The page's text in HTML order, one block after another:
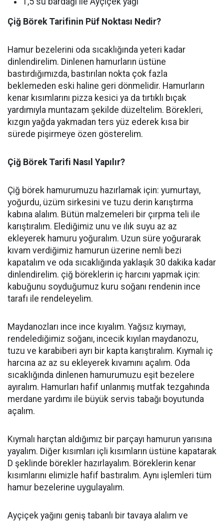
Çiğ Börek Tarifinin Püf Noktası Nedir?
Hamur bezelerini oda sıcaklığında yeteri kadar
dinlendirelim. Dinlenen hamurların üstüne
bastırdığımızda, bastırılan nokta çok fazla
beklemeden eski haline geri dönmelidir. Hamurların
kenar kısımlarını pizza kesici ya da tırtıklı bıçak
yardımıyla muntazam şekilde düzeltelim. Börekleri,
kızgın yağda yakmadan ters yüz ederek kısa bir
sürede pişirmeye özen gösterelim.
Çiğ Börek Tarifi Nasıl Yapılır?
Çiğ börek hamurumuzu hazırlamak için: yumurtayı,
yoğurdu, üzüm sirkesini ve tuzu derin karıştırma
kabına alalım. Bütün malzemeleri bir çırpma teli ile
karıştıralım. Elediğimiz unu ve ılık suyu az az
ekleyerek hamuru yoğuralım. Uzun süre yoğurarak
kıvam verdiğimiz hamurun üzerine nemli bezi
kapatalım ve oda sıcaklığında yaklaşık 30 dakika kadar
dinlendirelim. çiğ böreklerin iç harcını yapmak için:
kabuğunu soyduğumuz kuru soğanı rendenin ince
tarafı ile rendeleyelim.
Maydanozları ince ince kıyalım. Yağsız kıymayı,
rendelediğimiz soğanı, incecik kıyılan maydanozu,
tuzu ve karabiberi ayrı bir kapta karıştıralım. Kıymalı iç
harcına az az su ekleyerek kıvamını açalım. Oda
sıcaklığında dinlenen hamurumuzu eşit bezelere
ayıralım. Hamurları hafif unlanmış mutfak tezgahında
merdane yardımı ile büyük servis tabağı boyutunda
açalım.
Kıymalı harçtan aldığımız bir parçayı hamurun yarısına
yayalım. Diğer kısımları içli kısımların üstüne kapatarak
D şeklinde börekler hazırlayalım. Böreklerin kenar
kısımlarını elimizle hafif bastıralım. Aynı işlemleri tüm
hamur bezelerine uygulayalım.
Ayçiçek yağını geniş tabanlı bir tavaya alalım ve